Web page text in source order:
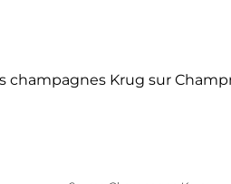
champagnes Krug sur